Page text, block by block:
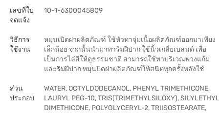
เลขที่ใบ
จดแจ้ง
10-1-6300045809
วิธีการ
ใช้งาน
หมุนเปิดฝาผลิตภัณฑ์ ใช้หัวทาจุ่มเนื้อผลิตภัณฑ์ออกมาเพียง
เล็กน้อย จากนั้นนำมาทาริมฝีปาก ใช้นิ้วเกลี่ยเบลนด์ เพื่อ
เป็นการไล่สีให้ดูธรรมชาติ สามารถใช้ทาบริเวณพวงแก้ม
และริมฝีปาก หมุนปิดฝาผลิตภัณฑ์ให้สนิททุกครั้งหลังใช้
ส่วน
ประกอบ
WATER, OCTYLDODECANOL, PHENYL TRIMETHICONE,
LAURYL PEG-10, TRIS(TRIMETHYLSILOXY), SILYLETHYL
DIMETHICONE, POLYGLYCERYL-2, TRIISOSTEARATE,